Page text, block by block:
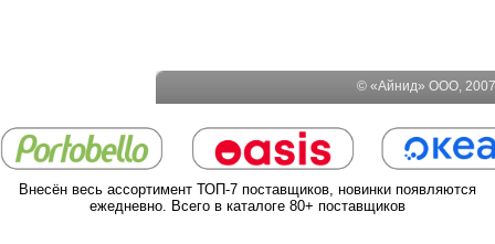
© «Айнид» ООО,
Внесён весь ассортимент ТОП-7 поставщиков, новинки появляются
ежедневно. Всего в каталоге 80+ поставщиков